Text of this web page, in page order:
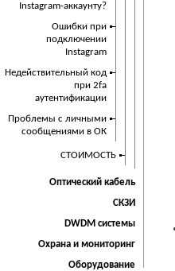
Instagram-аккаунту?
Ошибки при
подключении
Instagram
Недействительный код
при 2fa
аутентификации
Проблемы с личными
сообщениями в ОК
СТОИМОСТЬ
Оптический кабель
СКЗИ
DWDM системы
Охрана и мониторинг
Оборудование